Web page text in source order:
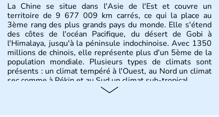
La Chine se situe dans l'Asie de l'Est et couvre un
territoire de 9 677 009 km carrés, ce qui la place au
3ème rang des plus grands pays du monde. Elle s'étend
des côtes de l'océan Pacifique, du désert de Gobi à
l'Himalaya, jusqu'à la péninsule indochinoise. Avec 1350
millions de chinois, elle représente plus d'un 5ème de la
population mondiale. Plusieurs types de climats sont
présents : un climat tempéré à l'Ouest, au Nord un climat
sec comme à Pékin et au Sud un climat sub-tropical.